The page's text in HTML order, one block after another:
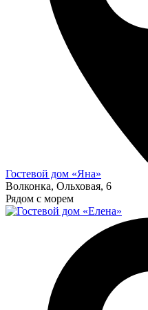
Гостевой дом «Яна»
Волконка, Ольховая, 6
Рядом с морем